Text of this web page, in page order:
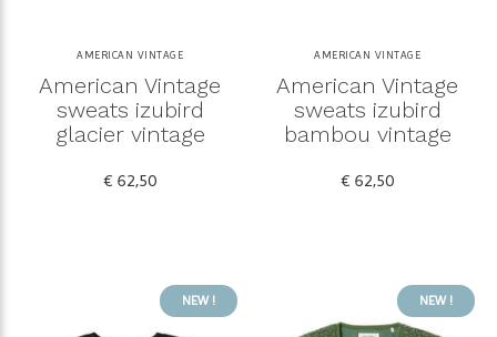
AMERICAN VINTAGE
American Vintage
sweats izubird
glacier vintage
€ 62,50
AMERICAN VINTAGE
American Vintage
sweats izubird
bambou vintage
€ 62,50
NEW ! NEW !